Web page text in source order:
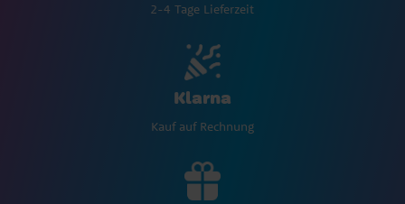
2-4 Tage Lieferzeit
Klarna
Kauf auf Rechnung